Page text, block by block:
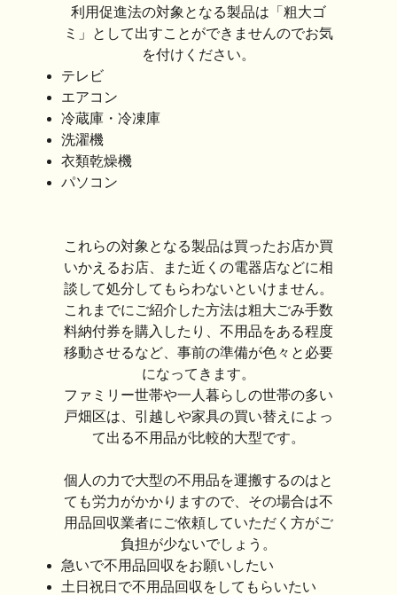
利用促進法の対象となる製品は「粗大ゴ
ミ」として出すことができませんのでお気
を付けください。
テレビ
エアコン
冷蔵庫・冷凍庫
洗濯機
衣類乾燥機
パソコン
これらの対象となる製品は買ったお店か買
いかえるお店、また近くの電器店などに相
談して処分してもらわないといけません。
これまでにご紹介した方法は粗大ごみ手数
料納付券を購入したり、不用品をある程度
移動させるなど、事前の準備が色々と必要
になってきます。
ファミリー世帯や一人暮らしの世帯の多い
戸畑区は、引越しや家具の買い替えによっ
て出る不用品が比較的大型です。
個人の力で大型の不用品を運搬するのはと
ても労力がかかりますので、その場合は不
用品回収業者にご依頼していただく方がご
負担が少ないでしょう。
急いで不用品回収をお願いしたい
土日祝日で不用品回収をしてもらいたい